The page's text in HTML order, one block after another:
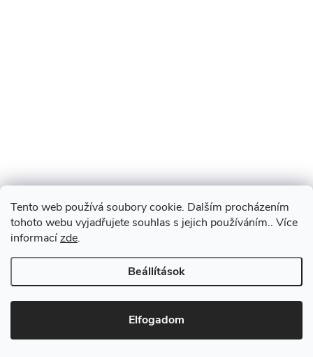
Tento web používá soubory cookie. Dalším procházením
tohoto webu vyjadřujete souhlas s jejich používáním.. Více
informacízde.
Beállítások
Elfogadom